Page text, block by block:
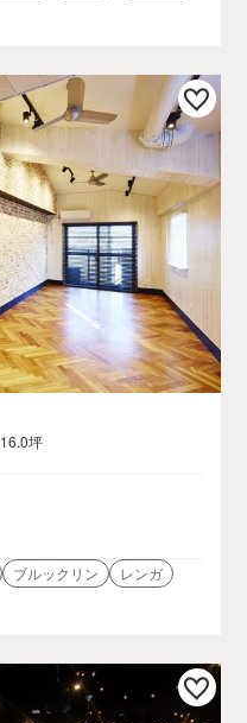
16.0坪
ブルックリン
レンガ